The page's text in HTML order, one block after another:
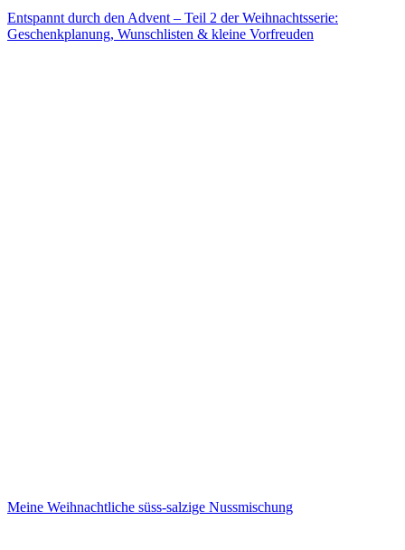
Entspannt durch den Advent – Teil 2 der Weihnachtsserie:
Geschenkplanung, Wunschlisten & kleine Vorfreuden
Meine Weihnachtliche süss-salzige Nussmischung